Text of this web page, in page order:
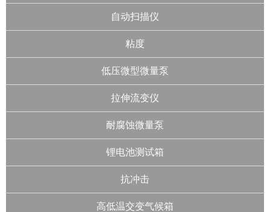
自动扫描仪
粘度
低压微型微量泵
拉伸流变仪
耐腐蚀微量泵
锂电池测试箱
抗冲击
高低温交变气候箱